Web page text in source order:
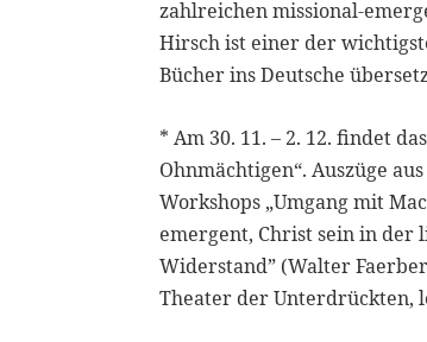
zahlreichen missional-
Hirsch ist einer der
Bücher ins Deutsche
* Am 30. 11. – 2. 12. findet
Ohnmächtigen“. Auszüge
Workshops „Umgang mit
emergent, Christ sein in der
Widerstand” (Walter
Theater der Unterdrückten,